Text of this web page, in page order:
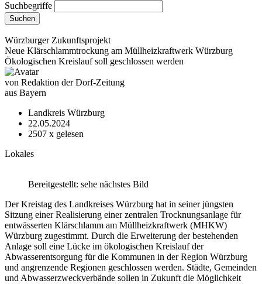
Suchbegriffe
Suchen
Würzburger Zukunftsprojekt
Neue Klärschlammtrockung am Müllheizkraftwerk Würzburg
Ökologischen Kreislauf soll geschlossen werden
von Redaktion der Dorf-Zeitung
aus Bayern
Landkreis Würzburg
22.05.2024
2507 x gelesen
Lokales
Bereitgestellt: sehe nächstes Bild
Der Kreistag des Landkreises Würzburg hat in seiner jüngsten
Sitzung einer Realisierung einer zentralen Trocknungsanlage für
entwässerten Klärschlamm am Müllheizkraftwerk (MHKW)
Würzburg zugestimmt. Durch die Erweiterung der bestehenden
Anlage soll eine Lücke im ökologischen Kreislauf der
Abwasserentsorgung für die Kommunen in der Region Würzburg
und angrenzende Regionen geschlossen werden. Städte, Gemeinden
und Abwasserzweckverbände sollen in Zukunft die Möglichkeit